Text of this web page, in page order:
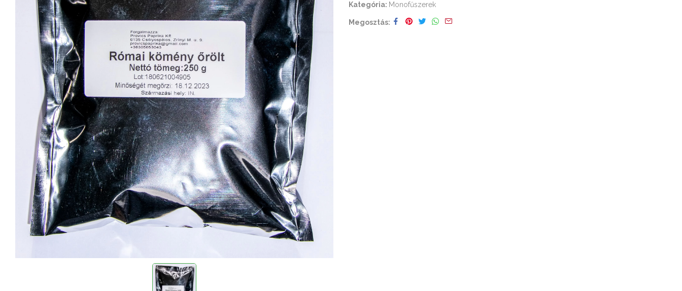
Kategória: Monofűszerek
Megosztás